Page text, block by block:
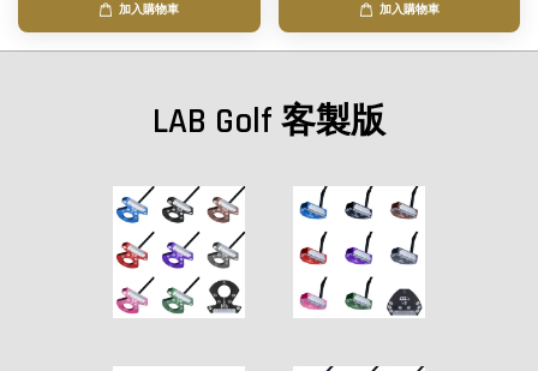
加入購物車 加入購物車
LAB Golf 客製版